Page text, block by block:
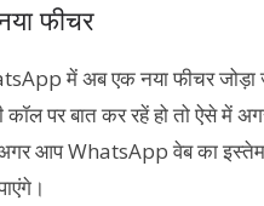
फीचर
में अब एक नया फीचर
पर बात कर रहें हो तो ऐसे में
आप WhatsApp वेब का